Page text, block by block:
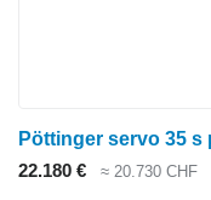
Pöttinger servo 35 s
22.180 €
≈ 20.730 CHF